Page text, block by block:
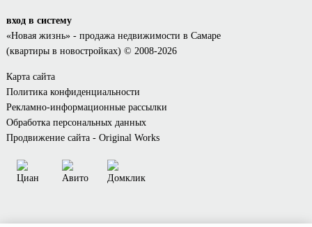
вход в систему
«Новая жизнь»- продажа недвижимости в Самаре
(квартиры в новостройках) © 2008-2026
Карта сайта
Политика конфиденциальности
Рекламно-информационные рассылки
Обработка персональных данных
Продвижение сайта - Original Works